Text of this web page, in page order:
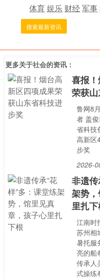
体育娱乐 财经军事
搜索最新资讯
更多关于社会的资讯：
喜报
荣获
鲁网8
者 盖
省科技
高新区
步奖
2026-
非遗
架势
里扎下
江南时
苏州相
暑托服
亮的船
传承人
式操练